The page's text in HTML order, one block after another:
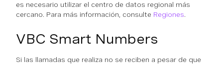
es necesario utilizar el centro de datos regional más
cercano. Para más información, consulte Regiones.
VBC Smart Numbers
Si las llamadas que realiza no se reciben a pesar de que